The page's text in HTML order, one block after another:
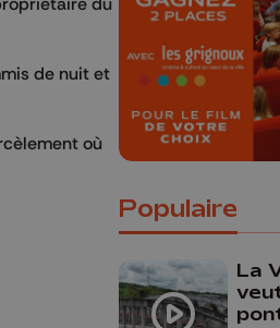
de nuit et
où
gagner
Populaire
La